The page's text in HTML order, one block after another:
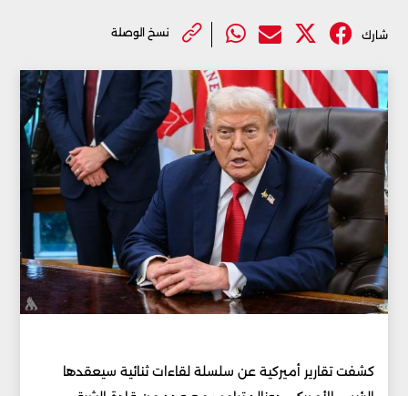
شارك نسخ الوصلة
كشفت تقارير أميركية عن سلسلة لقاءات ثنائية سيعقدها